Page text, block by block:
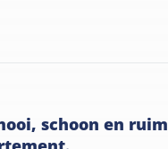
schoon en ruim